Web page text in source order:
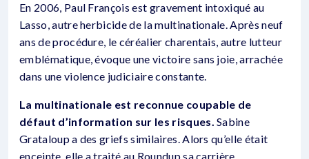
En 2006, Paul François est gravement intoxiqué au
Lasso, autre herbicide de la multinationale. Après neuf
ans de procédure, le céréalier charentais, autre lutteur
emblématique, évoque une victoire sans joie, arrachée
dans une violence judiciaire constante.
La multinationale est reconnue coupable de
défaut d’information sur les risques.Sabine
Grataloup a des griefs similaires. Alors qu’elle était
enceinte, elle a traité au Roundup sa carrière